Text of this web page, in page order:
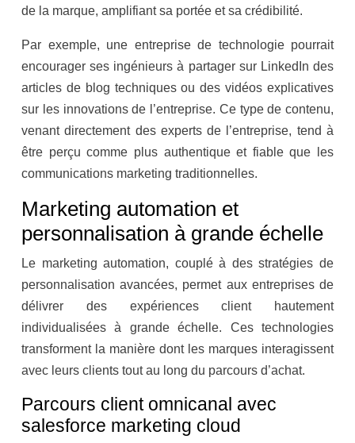
de la marque, amplifiant sa portée et sa crédibilité.
Par exemple, une entreprise de technologie pourrait
encourager ses ingénieurs à partager sur LinkedIn des
articles de blog techniques ou des vidéos explicatives
sur les innovations de l’entreprise. Ce type de contenu,
venant directement des experts de l’entreprise, tend à
être perçu comme plus authentique et fiable que les
communications marketing traditionnelles.
Marketing automation et
personnalisation à grande échelle
Le marketing automation, couplé à des stratégies de
personnalisation avancées, permet aux entreprises de
délivrer des expériences client hautement
individualisées à grande échelle. Ces technologies
transforment la manière dont les marques interagissent
avec leurs clients tout au long du parcours d’achat.
Parcours client omnicanal avec
salesforce marketing cloud